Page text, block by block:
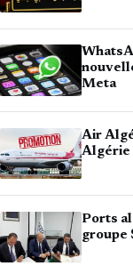
Meta
Air
Algérie
Ports
groupe